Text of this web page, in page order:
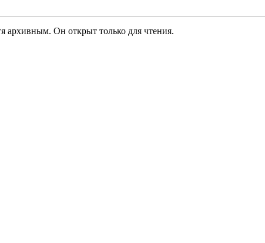
архивным. Он открыт только для чтения.